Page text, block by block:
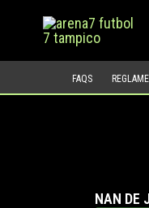
contenido
FAQS
NAN DE